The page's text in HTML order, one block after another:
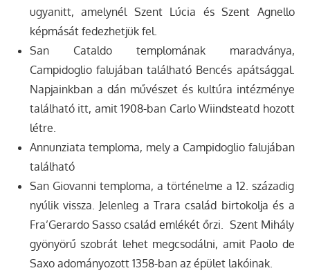
ugyanitt, amelynél Szent Lúcia és Szent Agnello
képmását fedezhetjük fel.
San Cataldo templomának maradványa,
Campidoglio falujában található Bencés apátsággal.
Napjainkban a dán művészet és kultúra intézménye
található itt, amit 1908-ban Carlo Wiindsteatd hozott
létre.
Annunziata temploma, mely a Campidoglio falujában
található
San Giovanni temploma, a történelme a 12. századig
nyúlik vissza. Jelenleg a Trara család birtokolja és a
Fra’Gerardo Sasso család emlékét őrzi. Szent Mihály
gyönyörű szobrát lehet megcsodálni, amit Paolo de
Saxo adományozott 1358-ban az épület lakóinak.